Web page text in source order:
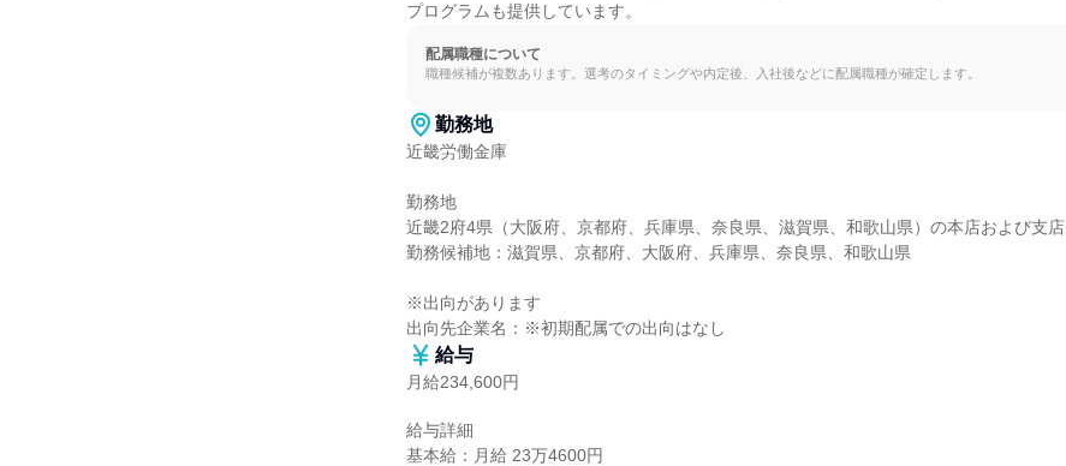
プログラムも提供しています。
配属職種について
職種候補が複数あります。選考のタイミングや内定後、入社後などに配属職種が確定します。
勤務地
近畿労働金庫
勤務地
近畿2府4県（大阪府、京都府、兵庫県、奈良県、滋賀県、和歌山県）の本店および支店
勤務候補地：滋賀県、京都府、大阪府、兵庫県、奈良県、和歌山県
※出向があります
出向先企業名：※初期配属での出向はなし
給与
月給234,600円
給与詳細
基本給：月給 23万4600円